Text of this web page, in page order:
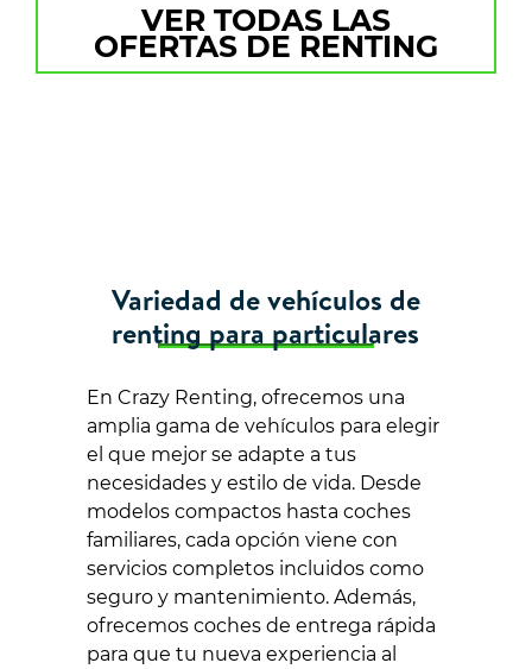
VER TODAS LAS
OFERTAS DE RENTING
Variedad de vehículos de
renting para particulares
En Crazy Renting, ofrecemos una
amplia gama de vehículos para elegir
el que mejor se adapte a tus
necesidades y estilo de vida. Desde
modelos compactos hasta coches
familiares, cada opción viene con
servicios completos incluidos como
seguro y mantenimiento. Además,
ofrecemos coches de entrega rápida
para que tu nueva experiencia al